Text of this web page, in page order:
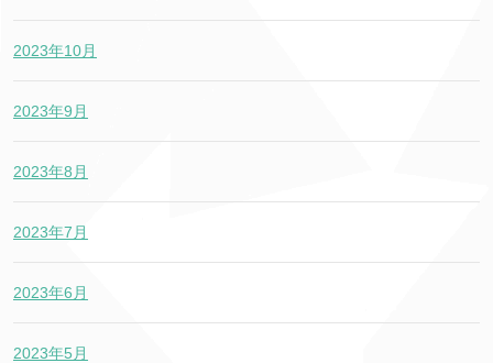
2023年10月
2023年9月
2023年8月
2023年7月
2023年6月
2023年5月